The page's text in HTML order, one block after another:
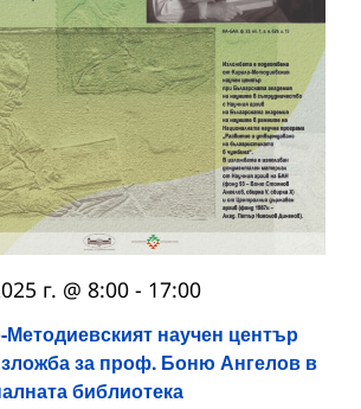
научен център
за проф. Боню Ангелов в
библиотека
г. @ 8:00 - 17:00